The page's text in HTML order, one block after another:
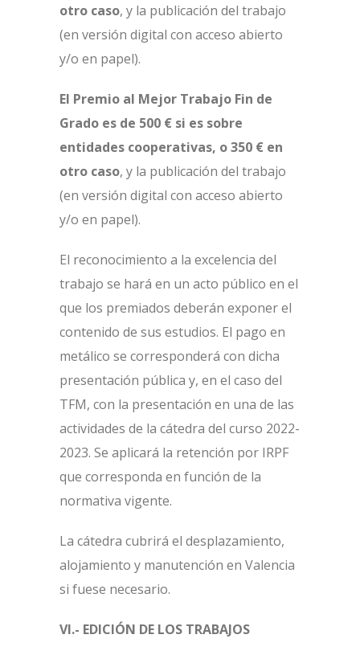
otro caso, y la publicación del trabajo
(en versión digital con acceso abierto
y/o en papel).
El Premio al Mejor Trabajo Fin de
Grado es de 500 € si es sobre
entidades cooperativas, o 350 € en
otro caso, y la publicación del trabajo
(en versión digital con acceso abierto
y/o en papel).
El reconocimiento a la excelencia del
trabajo se hará en un acto público en el
que los premiados deberán exponer el
contenido de sus estudios. El pago en
metálico se corresponderá con dicha
presentación pública y, en el caso del
TFM, con la presentación en una de las
actividades de la cátedra del curso 2022-
2023. Se aplicará la retención por IRPF
que corresponda en función de la
normativa vigente.
La cátedra cubrirá el desplazamiento,
alojamiento y manutención en Valencia
si fuese necesario.
VI.- EDICIÓN DE LOS TRABAJOS